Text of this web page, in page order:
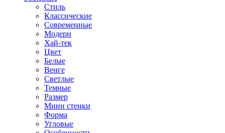
Стиль
Классические
Современные
Модерн
Хай-тек
Цвет
Белые
Венге
Светлые
Темные
Размер
Мини стенки
Форма
Угловые